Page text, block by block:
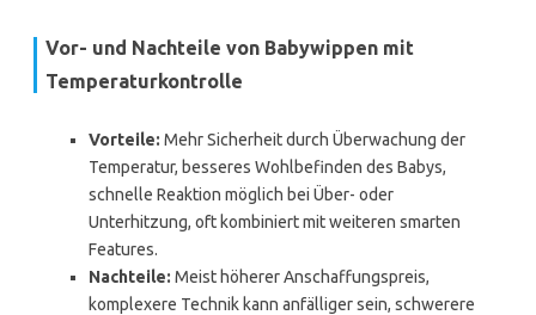
Vor- und Nachteile von Babywippen mit
Temperaturkontrolle
Vorteile: Mehr Sicherheit durch Überwachung der
Temperatur, besseres Wohlbefinden des Babys,
schnelle Reaktion möglich bei Über- oder
Unterhitzung, oft kombiniert mit weiteren smarten
Features.
Nachteile: Meist höherer Anschaffungspreis,
komplexere Technik kann anfälliger sein, schwerere